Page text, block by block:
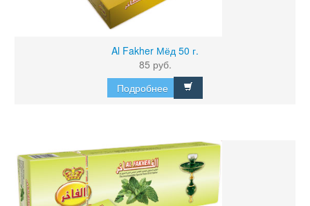
Al Fakher Мёд 50 г.
85 руб.
Подробнее